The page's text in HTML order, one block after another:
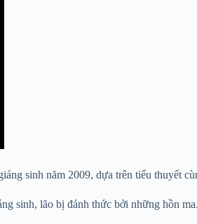
sinh năm 2009, dựa trên tiểu thuyết
sinh, lão bị đánh thức bởi những hồn